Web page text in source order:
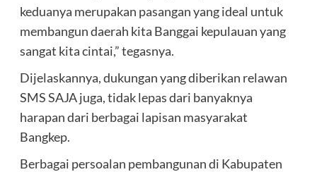
keduanya merupakan pasangan yang ideal untuk
membangun daerah kita Banggai kepulauan yang
sangat kita cintai,” tegasnya.
Dijelaskannya, dukungan yang diberikan relawan
SMS SAJA juga, tidak lepas dari banyaknya
harapan dari berbagai lapisan masyarakat
Bangkep.
Berbagai persoalan pembangunan di Kabupaten